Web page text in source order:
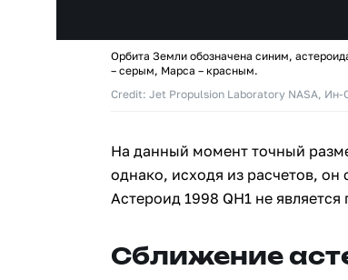
Орбита Земли обозначена синим,
– серым, Марса – красным.
Credit: Jet Propulsion Laboratory NASA, Ин-
На данный момент точный
однако, исходя из расчетов, он
Астероид 1998 QH1 не
Сближение